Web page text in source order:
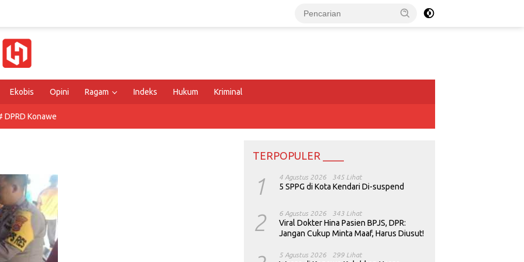
Ekobis Opini Ragam Indeks Hukum Kriminal
DPRD Konawe
TERPOPULER ____
1 4 Agustus 2026 345 Lihat
5 SPPG di Kota Kendari Di-suspend
2 6 Agustus 2026 343 Lihat
Viral Dokter Hina Pasien BPJS, DPR:
Jangan Cukup Minta Maaf, Harus Diusut!
5 Agustus 2026 299 Lihat